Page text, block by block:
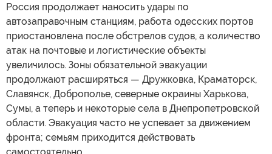
Россия продолжает наносить удары по
автозаправочным станциям, работа одесских портов
приостановлена после обстрелов судов, а количество
атак на почтовые и логистические объекты
увеличилось. Зоны обязательной эвакуации
продолжают расширяться — Дружковка, Краматорск,
Славянск, Доброполье, северные окраины Харькова,
Сумы, а теперь и некоторые села в Днепропетровской
области. Эвакуация часто не успевает за движением
фронта; семьям приходится действовать